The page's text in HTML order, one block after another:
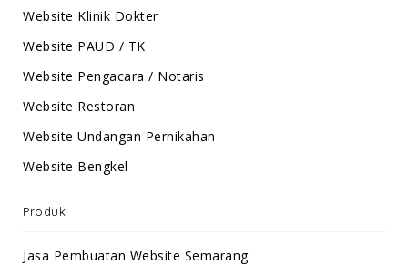
Website Klinik Dokter
Website PAUD / TK
Website Pengacara / Notaris
Website Restoran
Website Undangan Pernikahan
Website Bengkel
Produk
Jasa Pembuatan Website Semarang